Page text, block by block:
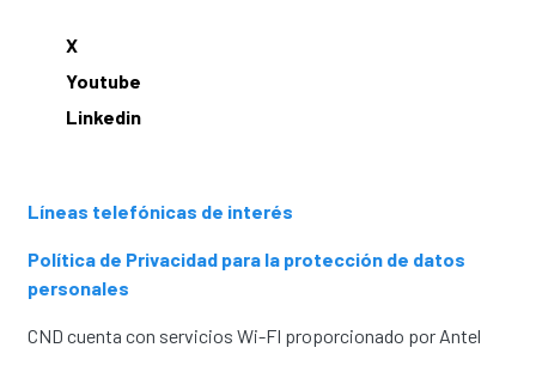
X
Youtube
Linkedin
Líneas telefónicas de interés
Política de Privacidad para la protección de datos
personales
CND cuenta con servicios Wi-FI proporcionado por Antel